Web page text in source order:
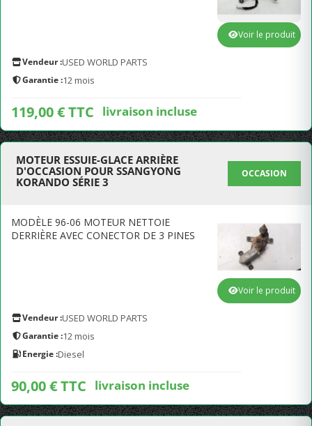
Vendeur :USED WORLD PARTS
Garantie :12 mois
119,00 € TTC livraison incluse
Voir le produit
MOTEUR ESSUIE-GLACE ARRIÈRE
D'OCCASION POUR SSANGYONG
KORANDO SÉRIE 3
OCCASION
MODÈLE 96-06 MOTEUR NETTOIE
DERRIÈRE AVEC CONECTOR DE 3 PINES
Vendeur :USED WORLD PARTS
Garantie :12 mois
Energie :Diesel
90,00 € TTC livraison incluse
Voir le produit